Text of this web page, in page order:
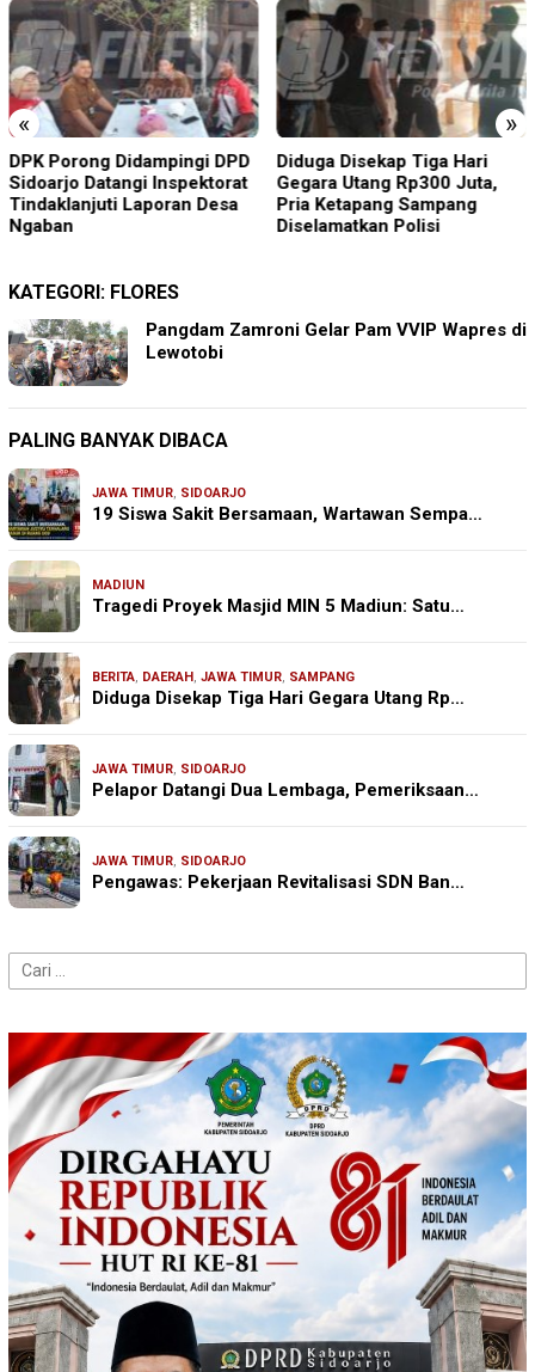
« »
DPK Porong Didampingi DPD
Sidoarjo Datangi Inspektorat
Tindaklanjuti Laporan Desa
Ngaban
Diduga Disekap Tiga Hari
Gegara Utang Rp300 Juta,
Pria Ketapang Sampang
Diselamatkan Polisi
KATEGORI: FLORES
Pangdam Zamroni Gelar Pam VVIP Wapres di
Lewotobi
PALING BANYAK DIBACA
JAWA TIMUR, SIDOARJO
19 Siswa Sakit Bersamaan, Wartawan Sempa…
MADIUN
Tragedi Proyek Masjid MIN 5 Madiun: Satu…
BERITA, DAERAH, JAWA TIMUR, SAMPANG
Diduga Disekap Tiga Hari Gegara Utang Rp…
JAWA TIMUR, SIDOARJO
Pelapor Datangi Dua Lembaga, Pemeriksaan…
JAWA TIMUR, SIDOARJO
Pengawas: Pekerjaan Revitalisasi SDN Ban…
Cari
untuk: